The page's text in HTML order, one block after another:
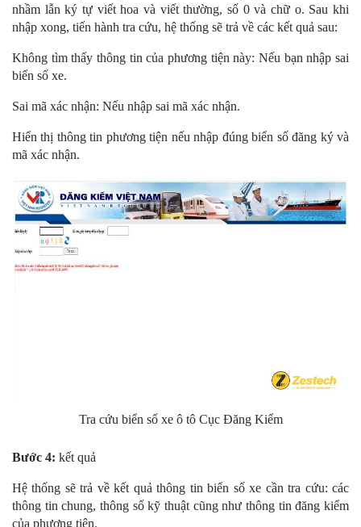
nhầm lẫn ký tự viết hoa và viết thường, số 0 và chữ o. Sau khi
nhập xong, tiến hành tra cứu, hệ thống sẽ trả về các kết quả sau:
Không tìm thấy thông tin của phương tiện này: Nếu bạn nhập sai
biển số xe.
Sai mã xác nhận: Nếu nhập sai mã xác nhận.
Hiển thị thông tin phương tiện nếu nhập đúng biển số đăng ký và
mã xác nhận.
Tra cứu biển số xe ô tô Cục Đăng Kiểm
Bước 4: kết quả
Hệ thống sẽ trả về kết quả thông tin biển số xe cần tra cứu: các
thông tin chung, thông số kỹ thuật cũng như thông tin đăng kiểm
của phương tiện.